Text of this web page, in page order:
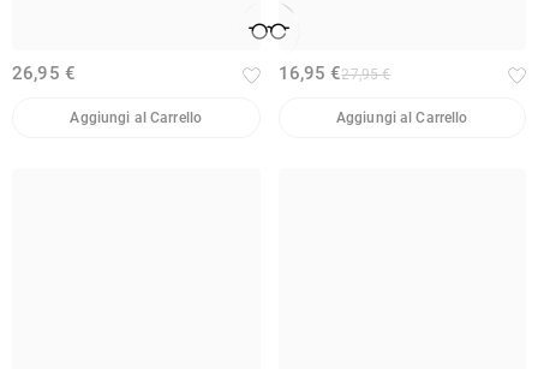
26,95 €
Aggiungi al Carrello
16,95 €27,95 €
Aggiungi al Carrello